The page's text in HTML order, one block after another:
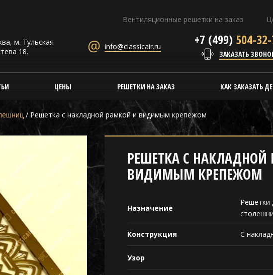
Вентиляционные решетки на заказ
м. Тульская
18.
info@classicair.ru +7 (499)504-
ЗАКАЗАТЬ
ЦЕНЫ РЕШЕТКИ НА ЗАКАЗ КАК ЗАКАЗАТЬ
/ Решетка с накладной рамкой и видимым крепежом
РЕШЕТКА С
ВИДИМЫМ КРЕПЕЖОМ
Назначение
Решетки
Конструкция С
Узор